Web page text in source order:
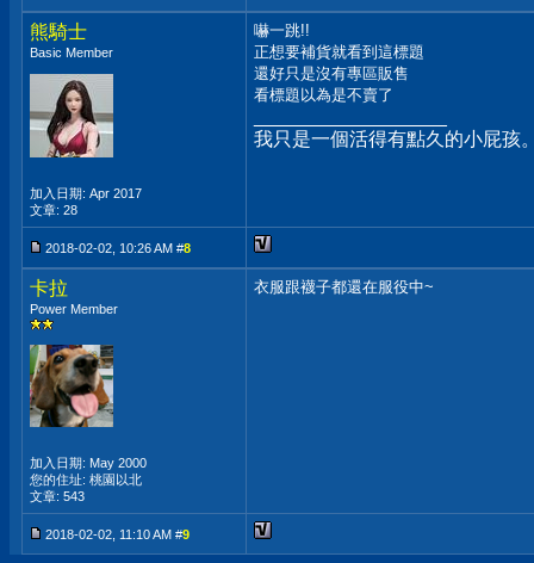
熊騎士
Basic Member
加入日期: Apr 2017
文章: 28
嚇一跳!!
正想要補貨就看到這標題
還好只是沒有專區販售
看標題以為是不賣了
我只是一個活得有點久的小屁孩
2018-02-02, 10:26 AM #8
卡拉
Power Member
加入日期: May 2000
您的住址: 桃園以北
文章: 543
衣服跟襪子都還在服役中~
2018-02-02, 11:10 AM #9